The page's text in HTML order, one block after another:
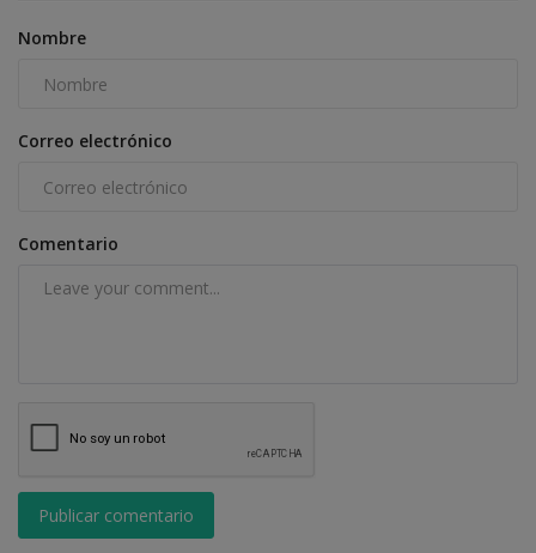
Nombre
Correo electrónico
Comentario
Publicar comentario